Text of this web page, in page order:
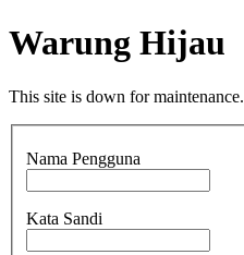
Warung Hijau
This site is down for
Nama Pengguna
Kata Sandi